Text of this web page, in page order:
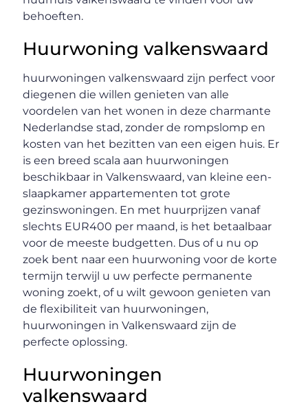
behoeften.
Huurwoning valkenswaard
huurwoningen valkenswaard zijn perfect voor
diegenen die willen genieten van alle
voordelen van het wonen in deze charmante
Nederlandse stad, zonder de rompslomp en
kosten van het bezitten van een eigen huis. Er
is een breed scala aan huurwoningen
beschikbaar in Valkenswaard, van kleine een-
slaapkamer appartementen tot grote
gezinswoningen. En met huurprijzen vanaf
slechts EUR400 per maand, is het betaalbaar
voor de meeste budgetten. Dus of u nu op
zoek bent naar een huurwoning voor de korte
termijn terwijl u uw perfecte permanente
woning zoekt, of u wilt gewoon genieten van
de flexibiliteit van huurwoningen,
huurwoningen in Valkenswaard zijn de
perfecte oplossing.
Huurwoningen
valkenswaard